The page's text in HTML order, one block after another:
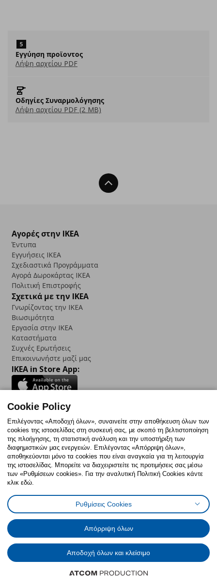
Εγγύηση προϊοντος
Λήψη αρχείου PDF
Οδηγίες Συναρμολόγησης
Λήψη αρχείου PDF (2 MB)
Back To Top
Αγορές στην IKEA
Έντυπα
Εγγυήσεις IKEA
Σχεδιαστικά Προγράμματα
Αγορά Δωρoκάρτας IKEA
Πολιτική Επιστροφής
Σχετικά με την IKEA
Γνωρίζοντας την IKEA
Βιωσιμότητα
Εργασία στην IKEA
Καταστήματα
Συχνές Ερωτήσεις
Επικοινωνήστε μαζί μας
IKEA in Store App:
Follow us:
FacebookInstagram
TikTokYoutubePinterestTwitter
Πολιτική CookiesΔήλωση ψηφιακής προσβασιμότητας
Ρυθμίσεις cookiesΌροι Χρήσης
Γενική Πολιτική Προσωπικών Δεδομένων
Πολιτική Προσωπικών Δεδομένων για ΙΚΕΑ.gr
Κώδικας Καταναλωτικής Δεοντολογίας
© Inter-IKEA Systems B.V. 1999 - 2025
Cookie Policy
Επιλέγοντας «Αποδοχή όλων», συναινείτε στην αποθήκευση όλων των
cookies της ιστοσελίδας στη συσκευή σας, με σκοπό τη βελτιστοποίηση
της πλοήγησης, τη στατιστική ανάλυση και την υποστήριξη των
διαφημιστικών μας ενεργειών. Επιλέγοντας «Απόρριψη όλων»,
αποθηκεύονται μόνο τα cookies που είναι αναγκαία για τη λειτουργία
της ιστοσελίδας. Μπορείτε να διαχειριστείτε τις προτιμήσεις σας μέσω
των «Ρυθμίσεων cookies». Για την αναλυτική Πολιτική Cookies κάντε
κλικ εδώ.
Ρυθμίσεις Cookies
Απόρριψη όλων
Αποδοχή όλων και κλείσιμο